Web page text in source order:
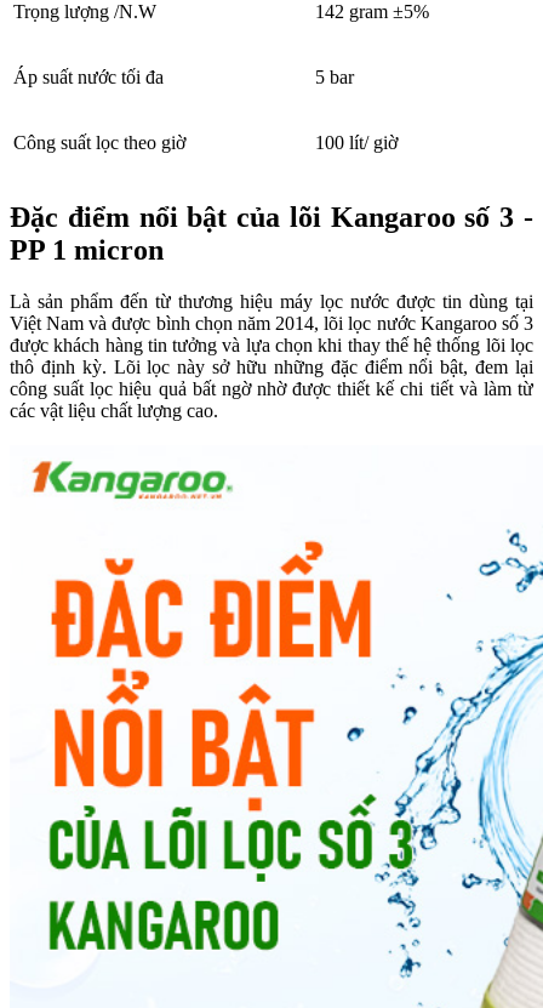
Trọng lượng /N.W 142 gram ±5%
Áp suất nước tối đa 5 bar
Công suất lọc theo giờ 100 lít/ giờ
Đặc điểm nổi bật của lõi Kangaroo số 3 -
PP 1 micron
Là sản phẩm đến từ thương hiệu máy lọc nước được tin dùng tại
Việt Nam và được bình chọn năm 2014, lõi lọc nước Kangaroo số 3
được khách hàng tin tưởng và lựa chọn khi thay thế hệ thống lõi lọc
thô định kỳ. Lõi lọc này sở hữu những đặc điểm nổi bật, đem lại
công suất lọc hiệu quả bất ngờ nhờ được thiết kế chi tiết và làm từ
các vật liệu chất lượng cao.